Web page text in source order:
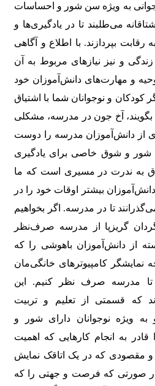
به ویژه سن شور و احساسات
می‌طلبند تا در یادگیری‌ها و
رقابت بپردازند. با اطلاع و آگاهی
و نیز نیازهای مربوط به آن
و مهارت‌های دانش‌آموزان خود
کودکان و نوجوانان شما با اشتیاق
بگویند، آخ جون در مدرسه، مشکلی
از دانش‌آموزان مدرسه را دوست
شور و شوق خاصی برای یادگیری
به ندرت در مسیری است که ما
بیشتر اوقات خود را در
تا در مدرسه. اگر بخواهیم
گریزپا از مدرسه صرف‌نظر
از دانش‌آموزان باهوشی را که
کامپیوترهای خانگی‌مان
تا مدرسه صرف ‌نظر کنیم. این
که قسمتی از تعلیم و تربیت
به ویژه نوجوانان دارای شور و
قادر به انجام کارهایی که اهمیت
و مقصودی که در یک اتاقک نمایش
در صورتی که فرصت و جهتی را که